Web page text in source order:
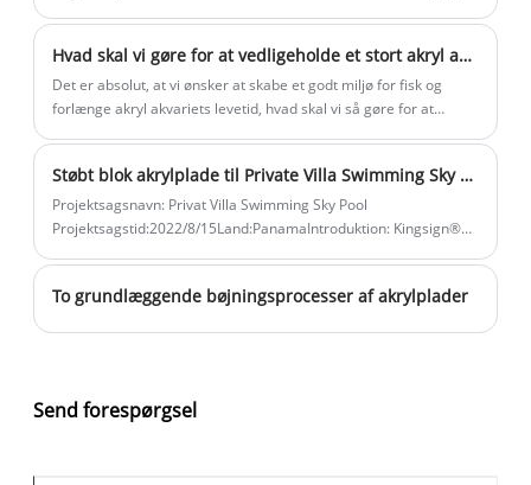
Hvad skal vi gøre for at vedligeholde et stort akryl akvarium?
Det er absolut, at vi ønsker at skabe et godt miljø for fisk og
forlænge akryl akvariets levetid, hvad skal vi så gøre for at
Støbt blok akrylplade til Private Villa Swimming Sky Pool
Projektsagsnavn: Privat Villa Swimming Sky Pool
Projektsagstid:2022/8/15Land:PanamaIntroduktion: Kingsign®
To grundlæggende bøjningsprocesser af akrylplader
Send forespørgsel